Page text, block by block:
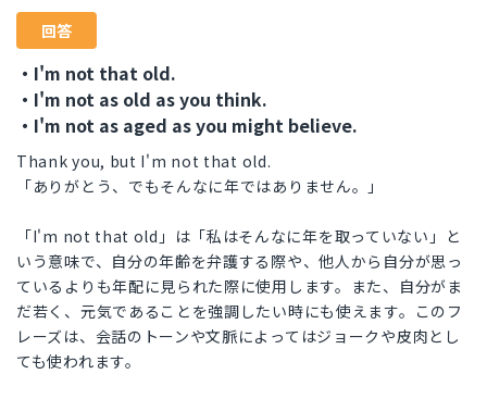
回答
・I'm not that old.
・I'm not as old as you think.
・I'm not as aged as you might believe.
Thank you, but I'm not that old.
「ありがとう、でもそんなに年ではありません。」
「I'm not that old」は「私はそんなに年を取っていない」と
いう意味で、自分の年齢を弁護する際や、他人から自分が思っ
ているよりも年配に見られた際に使用します。また、自分がま
だ若く、元気であることを強調したい時にも使えます。このフ
レーズは、会話のトーンや文脈によってはジョークや皮肉とし
ても使われます。